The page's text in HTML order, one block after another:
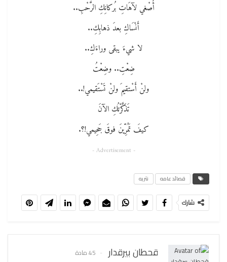
أُصْغي لآهَاتِ بُركانِكِ الرَّحْبِ..
أَنْسَاكِ بعدَ ذهابِكِ..
لا شيءَ يبقى وراءَكِ..
ضِعْتِ.. وضِعْتُ
ولنْ أَسْتقيمَ ولنْ تَسْتَقيمي!..
تَذَكَّرْتُكِ الآنَ
كيفَ تَمُرِّينَ فوقَ جَحِيمي!؟.
- Advertisement -
قصائد عامه نثريه
شارك
قحطان بيرقدار 45 مادة